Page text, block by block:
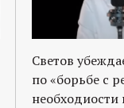
Светов
по «борьбе с